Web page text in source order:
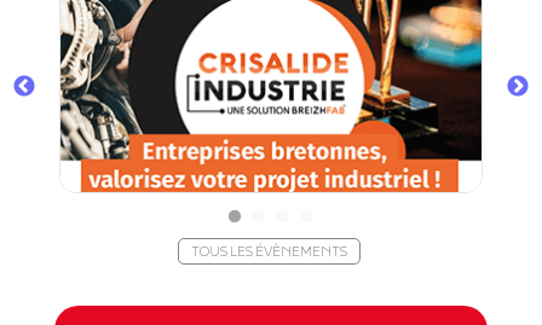
TOUS LES ÉVÈNEMENTS